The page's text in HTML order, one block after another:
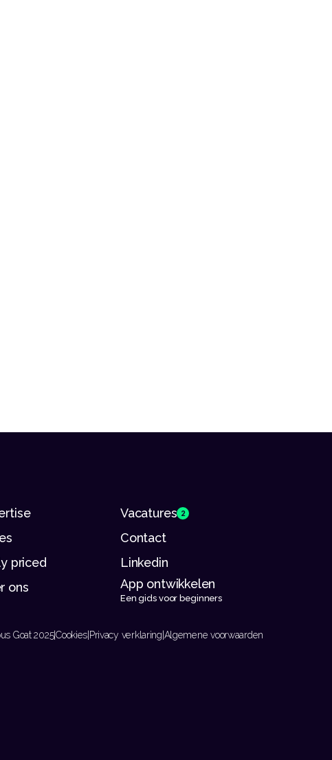
priced
ons
Vacatures 2
Contact
Linkedin
App ontwikkelen
Een gids voor beginners
Goat 2025|Cookies Privacy verklaring Algemene voorwaarden